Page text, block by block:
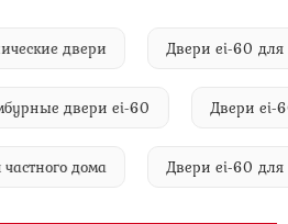
двери Двери ei-60
двери ei-60 Двери ei-60
частного дома Двери ei-60